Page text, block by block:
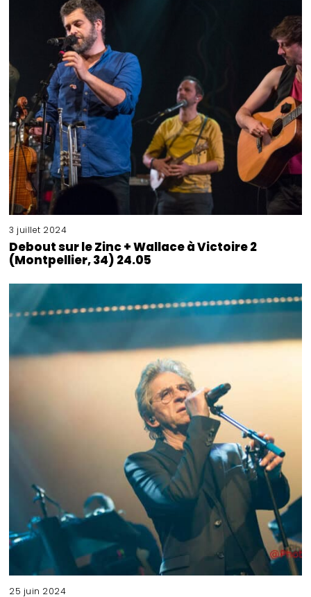
3 juillet 2024
Debout sur le Zinc + Wallace à Victoire 2
(Montpellier, 34) 24.05
25 juin 2024